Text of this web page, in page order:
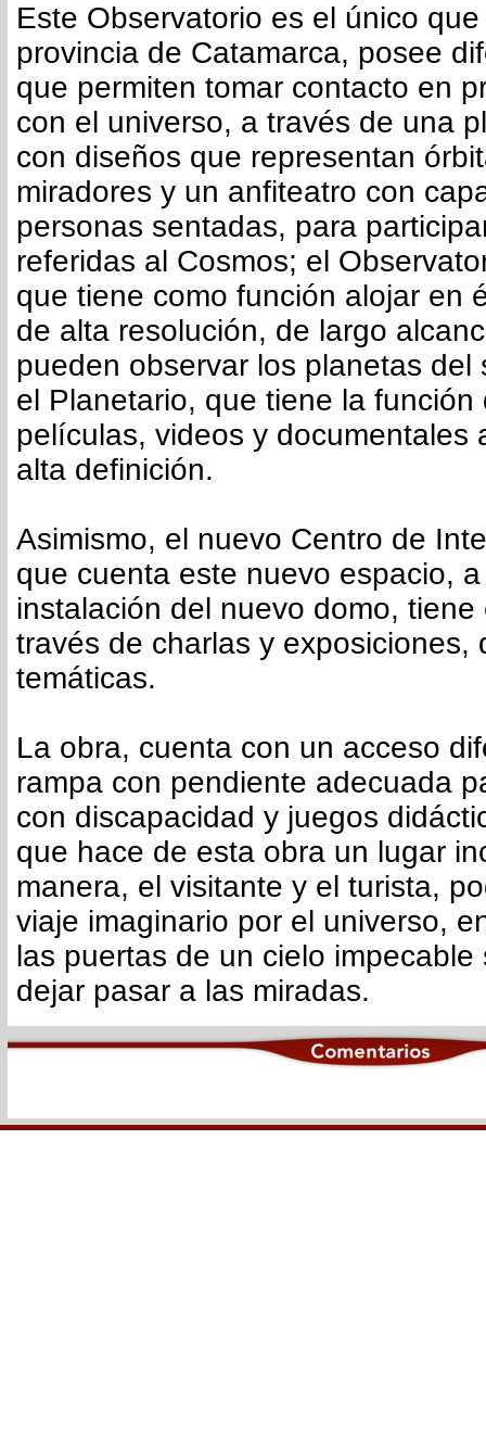
Este Observatorio es el único
provincia de Catamarca, posee
que permiten tomar contacto en
con el universo, a través de una
con diseños que representan
miradores y un anfiteatro con
personas sentadas, para
referidas al Cosmos; el
que tiene como función alojar en
de alta resolución, de largo
pueden observar los planetas del
el Planetario, que tiene la función
películas, videos y documentales
alta definición.
Asimismo, el nuevo Centro de
que cuenta este nuevo espacio,
instalación del nuevo domo,
través de charlas y exposiciones,
temáticas.
La obra, cuenta con un acceso
rampa con pendiente adecuada
con discapacidad y juegos
que hace de esta obra un lugar
manera, el visitante y el turista,
viaje imaginario por el universo,
las puertas de un cielo impecable
dejar pasar a las miradas.